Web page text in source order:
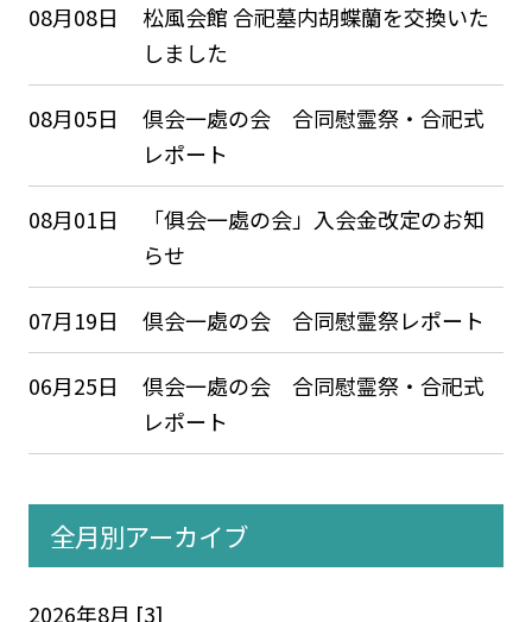
08月08日
松風会館 合祀墓内胡蝶蘭を交換いた
しました
08月05日
倶会一處の会 合同慰霊祭・合祀式
レポート
08月01日
「俱会一處の会」入会金改定のお知
らせ
07月19日 倶会一處の会 合同慰霊祭レポート
06月25日
倶会一處の会 合同慰霊祭・合祀式
レポート
全月別アーカイブ
2026年8月 [3]